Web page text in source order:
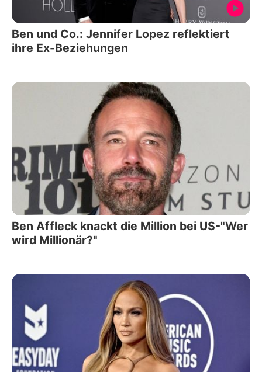
Ben und Co.: Jennifer Lopez reflektiert
ihre Ex-Beziehungen
Ben Affleck knackt die Million bei US-"Wer
wird Millionär?"